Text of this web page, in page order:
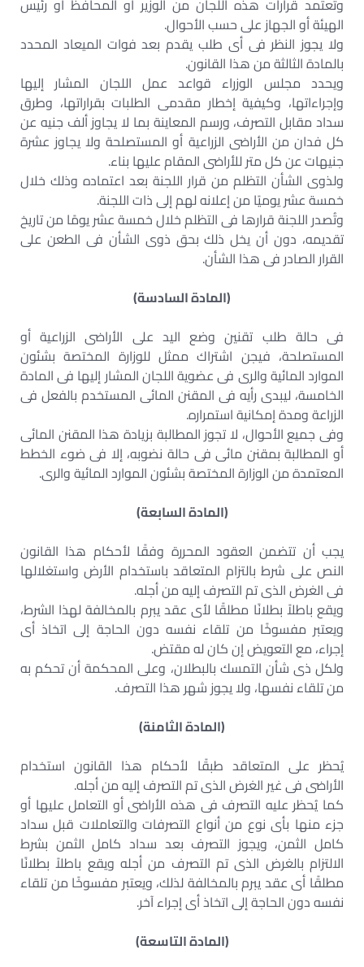
وتعتمد قرارات هذه اللجان من الوزير أو المحافظ أو رئيس
الهيئة أو الجهاز على حسب الأحوال.
ولا يجوز النظر فى أى طلب يقدم بعد فوات الميعاد المحدد
بالمادة الثالثة من هذا القانون.
ويحدد مجلس الوزراء قواعد عمل اللجان المشار إليها
وإجراءاتها، وكيفية إخطار مقدمى الطلبات بقراراتها، وطرق
سداد مقابل التصرف، ورسم المعاينة بما لا يجاوز ألف جنيه عن
كل فدان من الأراضى الزراعية أو المستصلحة ولا يجاوز عشرة
جنيهات عن كل متر للأراضى المقام عليها بناء.
ولذوى الشأن التظلم من قرار اللجنة بعد اعتماده وذلك خلال
خمسة عشر يوميًا من إعلانه لهم إلى ذات اللجنة.
وتُصدر اللجنة قرارها فى التظلم خلال خمسة عشر يومًا من تاريخ
تقديمه، دون أن يخل ذلك بحق ذوى الشأن فى الطعن على
القرار الصادر فى هذا الشأن.
(المادة السادسة)
فى حالة طلب تقنين وضع اليد على الأراضى الزراعية أو
المستصلحة، فيجن اشتراك ممثل للوزارة المختصة بشئون
الموارد المائية والرى فى عضوية اللجان المشار إليها فى المادة
الخامسة، ليبدى رأيه فى المقنن المائى المستخدم بالفعل فى
الزراعة ومدة إمكانية استمراره.
وفى جميع الأحوال، لا تجوز المطالبة بزيادة هذا المقنن المائى
أو المطالبة بمقنن مائى فى حالة نضوبه، إلا فى ضوء الخطط
المعتمدة من الوزارة المختصة بشئون الموارد المائية والرى.
(المادة السابعة)
يجب أن تتضمن العقود المحررة وفقًا لأحكام هذا القانون
النص على شرط بالتزام المتعاقد باستخدام الأرض واستغلالها
فى الغرض الذى تم التصرف إليه من أجله.
ويقع باطلاً بطلانًا مطلقًا لأى عقد يبرم بالمخالفة لهذا الشرط،
ويعتبر مفسوخًا من تلقاء نفسه دون الحاجة إلى اتخاذ أى
إجراء، مع التعويض إن كان له مقتض.
ولكل ذى شأن التمسك بالبطلان، وعلى المحكمة أن تحكم به
من تلقاء نفسها، ولا يجوز شهر هذا التصرف.
(المادة الثامنة)
يُحظر على المتعاقد طبقًا لأحكام هذا القانون استخدام
الأراضى فى غير الغرض الذى تم التصرف إليه من أجله.
كما يُحظر عليه التصرف فى هذه الأراضى أو التعامل عليها أو
جزء منها بأى نوع من أنواع التصرفات والتعاملات قبل سداد
كامل الثمن، ويجوز التصرف بعد سداد كامل الثمن بشرط
الالتزام بالغرض الذى تم التصرف من أجله ويقع باطلاً بطلانًا
مطلقًا أى عقد يبرم بالمخالفة لذلك، ويعتبر مفسوخًا من تلقاء
نفسه دون الحاجة إلى اتخاذ أى إجراء آخر.
(المادة التاسعة)